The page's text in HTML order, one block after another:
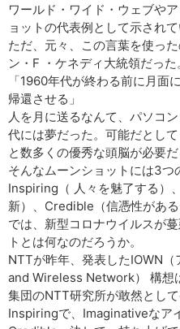
ワールド・ワイド・ウェブや
ョットの代表例として示されて
ただ、元々、この言葉を使っ
ン・F ・ケネディ大統領だった
「1960年代が終わる前に月面
帰還させる」
人を月に送るなんて、パソコ
代には夢だった。可能だとし
と数多くの優秀な頭脳が必要だ
そんなムーンショットには3つ
Inspiring（ 人々を魅了する）
新）、Credible（信憑性がある
では、新型コロナウイルスが
トとは何なのだろうか。
NTTが昨年、発表したIOWN
and Wireless Network） 構想
集団のNTT研究所が敢然として
Inspiringで、Imaginativeなア